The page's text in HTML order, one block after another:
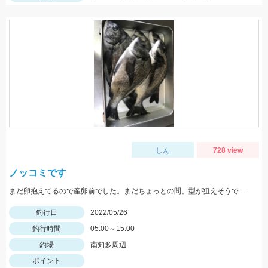
しん 728 view
ノッコミです
まだ卵抱えてるので産卵前でした。まだちょっとの間、型が狙えそうです。
釣行日
2022/05/26
釣行時間
05:00～15:00
釣場
南知多周辺
ポイント